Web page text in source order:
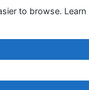
Slovakia, s.r.o.
to browse. Learn